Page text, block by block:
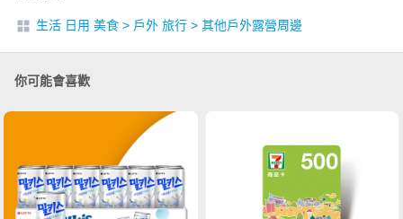
生活 日用 美食 > 戶外 旅行 > 其他戶外露營周邊
你可能會喜歡